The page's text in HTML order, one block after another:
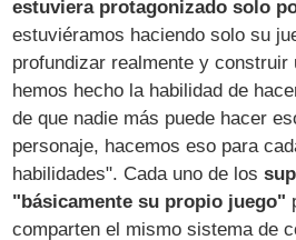
estuviera protagonizado solo
estuviéramos haciendo solo su
profundizar realmente y construir
hemos hecho la habilidad de
de que nadie más puede hacer
personaje, hacemos eso para
habilidades". Cada uno de los
"básicamente su propio juego"
comparten el mismo sistema de